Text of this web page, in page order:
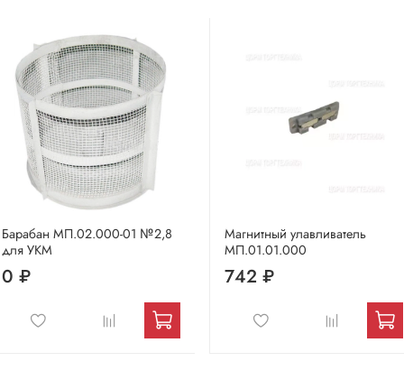
Барабан МП.02.000-01 №2,8
для УКМ
0 ₽
Магнитный улавливатель
МП.01.01.000
742 ₽